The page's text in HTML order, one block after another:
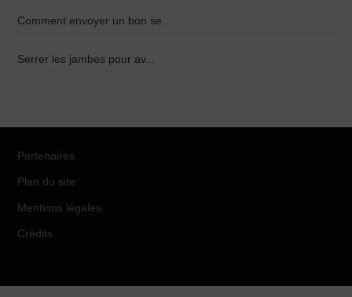
Comment envoyer un bon se...
Serrer les jambes pour av...
Partenaires
Plan du site
Mentions légales
Crédits